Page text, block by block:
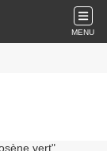
MENU